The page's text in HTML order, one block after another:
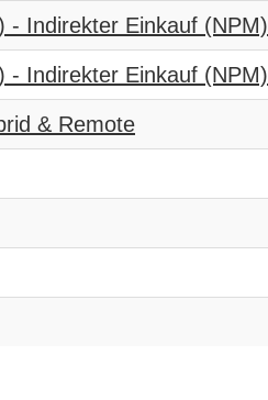
- Indirekter Einkauf (NPM)
- Indirekter Einkauf (NPM)
& Remote